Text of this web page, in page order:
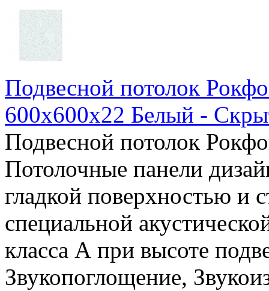
Подвесной потолок
600x600x22 Белый -
Подвесной потолок
Потолочные панели
гладкой поверхностью и
специальной
класса А при высоте
Звукопоглощение,